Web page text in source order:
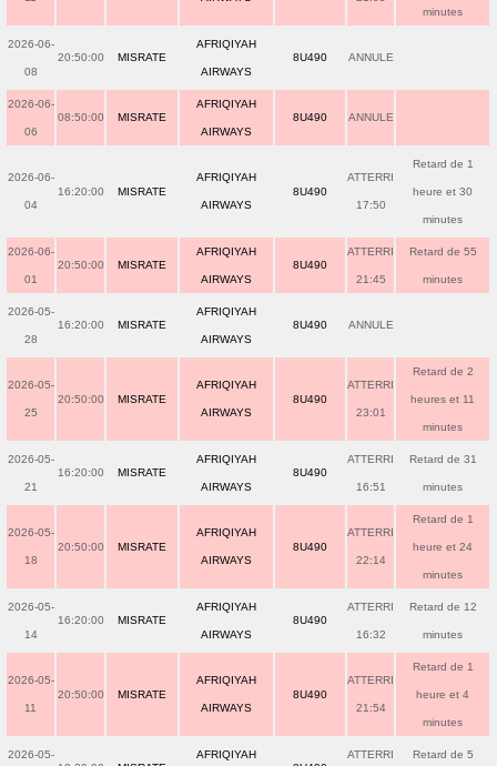
minutes
2026-06-
08
20:50:00 MISRATE
AFRIQIYAH
AIRWAYS
8U490 ANNULE
2026-06-
06
08:50:00 MISRATE
AFRIQIYAH
AIRWAYS
8U490 ANNULE
2026-06-
04
16:20:00 MISRATE
AFRIQIYAH
AIRWAYS
8U490
ATTERRI
17:50
Retard de 1
heure et 30
minutes
2026-06-
01
20:50:00 MISRATE
AFRIQIYAH
AIRWAYS
8U490
ATTERRI
21:45
Retard de 55
minutes
2026-05-
28
16:20:00 MISRATE
AFRIQIYAH
AIRWAYS
8U490 ANNULE
2026-05-
25
20:50:00 MISRATE
AFRIQIYAH
AIRWAYS
8U490
ATTERRI
23:01
Retard de 2
heures et 11
minutes
2026-05-
21
16:20:00 MISRATE
AFRIQIYAH
AIRWAYS
8U490
ATTERRI
16:51
Retard de 31
minutes
2026-05-
18
20:50:00 MISRATE
AFRIQIYAH
AIRWAYS
8U490
ATTERRI
22:14
Retard de 1
heure et 24
minutes
2026-05-
14
16:20:00 MISRATE
AFRIQIYAH
AIRWAYS
8U490
ATTERRI
16:32
Retard de 12
minutes
2026-05-
11
20:50:00 MISRATE
AFRIQIYAH
AIRWAYS
8U490
ATTERRI
21:54
Retard de 1
heure et 4
minutes
2026-05-
AFRIQIYAH
ATTERRI Retard de 5